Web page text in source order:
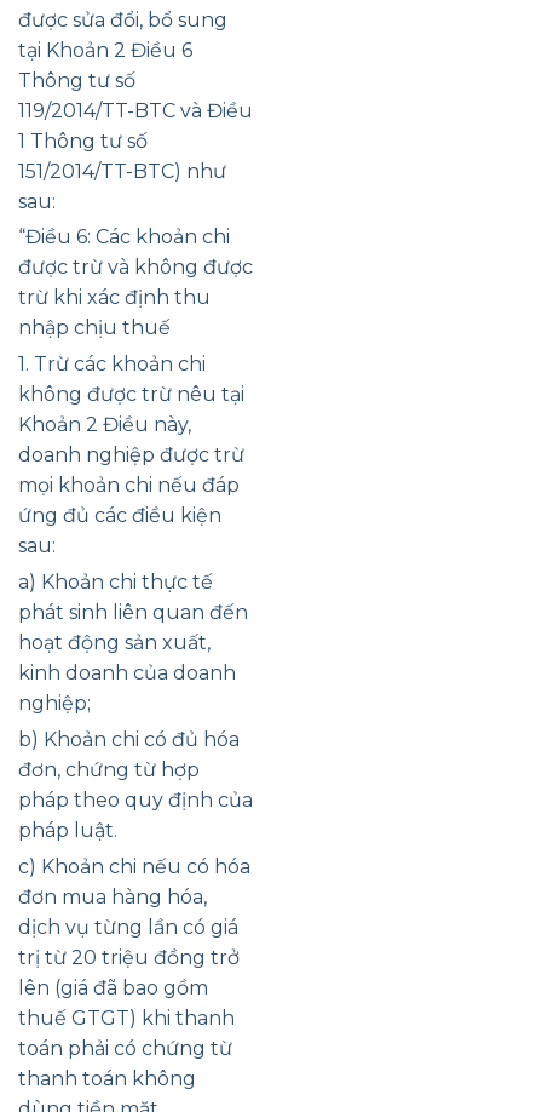
được sửa đổi, bổ sung
tại Khoản 2 Điều 6
Thông tư số
119/2014/TT-BTC và Điều
1 Thông tư số
151/2014/TT-BTC) như
sau:
“Điều 6: Các khoản chi
được trừ và không được
trừ khi xác định thu
nhập chịu thuế
1. Trừ các khoản chi
không được trừ nêu tại
Khoản 2 Điều này,
doanh nghiệp được trừ
mọi khoản chi nếu đáp
ứng đủ các điều kiện
sau:
a) Khoản chi thực tế
phát sinh liên quan đến
hoạt động sản xuất,
kinh doanh của doanh
nghiệp;
b) Khoản chi có đủ hóa
đơn, chứng từ hợp
pháp theo quy định của
pháp luật.
c) Khoản chi nếu có hóa
đơn mua hàng hóa,
dịch vụ từng lần có giá
trị từ 20 triệu đồng trở
lên (giá đã bao gồm
thuế GTGT) khi thanh
toán phải có chứng từ
thanh toán không